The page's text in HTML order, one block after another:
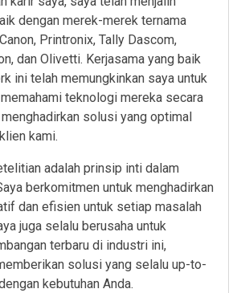
dengan merek-merek ternama
Printronix, Tally Dascom,
dan Olivetti. Kerjasama yang baik
ini telah memungkinkan saya untuk
teknologi mereka secara
solusi yang optimal
kami.
adalah prinsip inti dalam
berkomitmen untuk menghadirkan
dan efisien untuk setiap masalah
juga selalu berusaha untuk
terbaru di industri ini,
solusi yang selalu up-to-
kebutuhan Anda.